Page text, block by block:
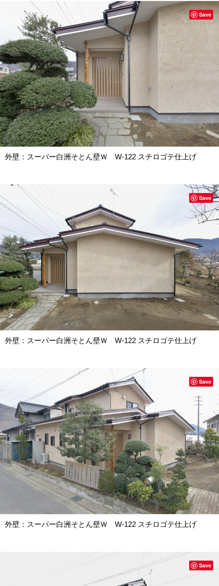
外壁：スーパー白洲そとん壁Ｗ W-122 スチロゴテ仕上げ
Save
外壁：スーパー白洲そとん壁Ｗ W-122 スチロゴテ仕上げ
Save
外壁：スーパー白洲そとん壁Ｗ W-122 スチロゴテ仕上げ
Save
Save